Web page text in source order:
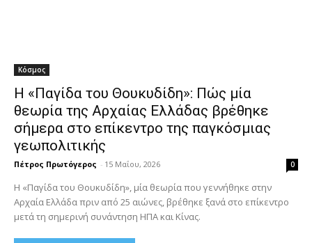
Κόσμος
Η «Παγίδα του Θουκυδίδη»: Πώς μία
θεωρία της Αρχαίας Ελλάδας βρέθηκε
σήμερα στο επίκεντρο της παγκόσμιας
γεωπολιτικής
Πέτρος Πρωτόγερος - 15 Μαΐου, 2026 0
Η «Παγίδα του Θουκυδίδη», μία θεωρία που γεννήθηκε στην
Αρχαία Ελλάδα πριν από 25 αιώνες, βρέθηκε ξανά στο επίκεντρο
μετά τη σημερινή συνάντηση ΗΠΑ και Κίνας.